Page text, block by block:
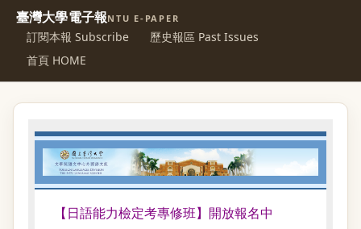
臺灣大學電子報NTU E-PAPER
訂閱本報 Subscribe
歷史報區 Past Issues
首頁 HOME
【日語能力檢定考專修班】開放報名中